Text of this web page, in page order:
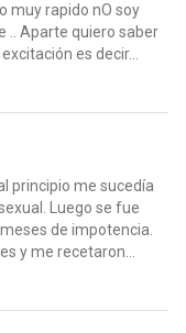
muy rapido nO soy
.. Aparte quiero saber
es decir...
principio me sucedía
Luego se fue
de impotencia.
y me recetaron...